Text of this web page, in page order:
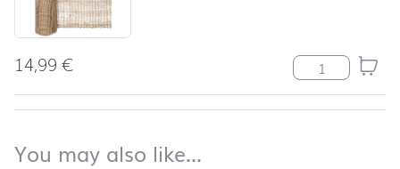
14,99€ Tischläufer
You may also like…